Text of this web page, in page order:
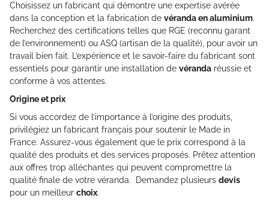
Choisissez un fabricant qui démontre une expertise avérée
dans la conception et la fabrication de véranda en aluminium.
Recherchez des certifications telles que RGE (reconnu garant
de l’environnement) ou ASQ (artisan de la qualité), pour avoir un
travail bien fait. L’expérience et le savoir-faire du fabricant sont
essentiels pour garantir une installation de véranda réussie et
conforme à vos attentes.
Origine et prix
Si vous accordez de l’importance à l’origine des produits,
privilégiez un fabricant français pour soutenir le Made in
France. Assurez-vous également que le prix correspond à la
qualité des produits et des services proposés. Prêtez attention
aux offres trop alléchantes qui peuvent compromettre la
qualité finale de votre véranda. Demandez plusieurs devis
pour un meilleur choix.